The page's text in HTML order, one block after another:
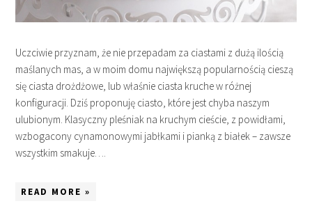
Uczciwie przyznam, że nie przepadam za ciastami z dużą ilością
maślanych mas, a w moim domu największą popularnością cieszą
się ciasta drożdżowe, lub właśnie ciasta kruche w różnej
konfiguracji. Dziś proponuję ciasto, które jest chyba naszym
ulubionym. Klasyczny pleśniak na kruchym cieście, z powidłami,
wzbogacony cynamonowymi jabłkami i pianką z białek – zawsze
wszystkim smakuje….
READ MORE »